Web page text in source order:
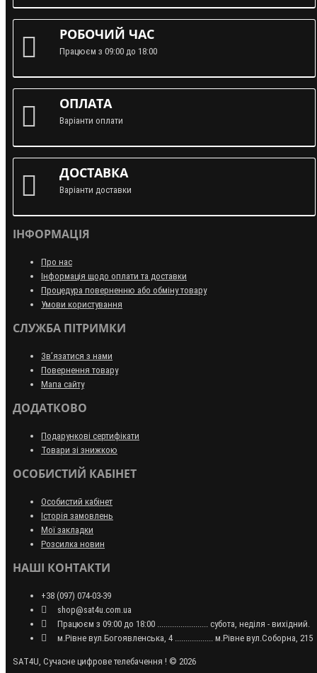
РОБОЧИЙ ЧАС
Працюєм з 09:00 до 18:00
ОПЛАТА
Варіанти оплати
ДОСТАВКА
Варіанти доставки
ІНФОРМАЦІЯ
Про нас
Інформація щодо оплати та доставки
Процедура поверненню або обміну товару
Умови користування
СЛУЖБА ПІТРИМКИ
Зв’язатися з нами
Повернення товару
Мапа сайту
ДОДАТКОВО
Подарункові сертифікати
Товари зі знижкою
ОСОБИСТИЙ КАБІНЕТ
Особистий кабінет
Історія замовлень
Мої закладки
Розсилка новин
НАШІ КОНТАКТИ
+38 (097) 074-03-39
shop@sat4u.com.ua
Працюєм з 09:00 до 18:00 ........................ субота, неділя - вихідний.
м.Рівне вул.Богоявленська, 4 .................. м.Рівне вул.Соборна, 215
SAT4U, Сучасне цифрове телебачення ! © 2026